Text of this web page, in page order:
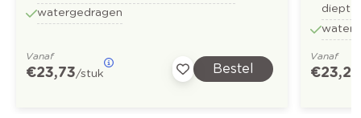
watergedragen
Vanaf
€ 23,73/stuk Bestel
Vanaf
€ 23,26